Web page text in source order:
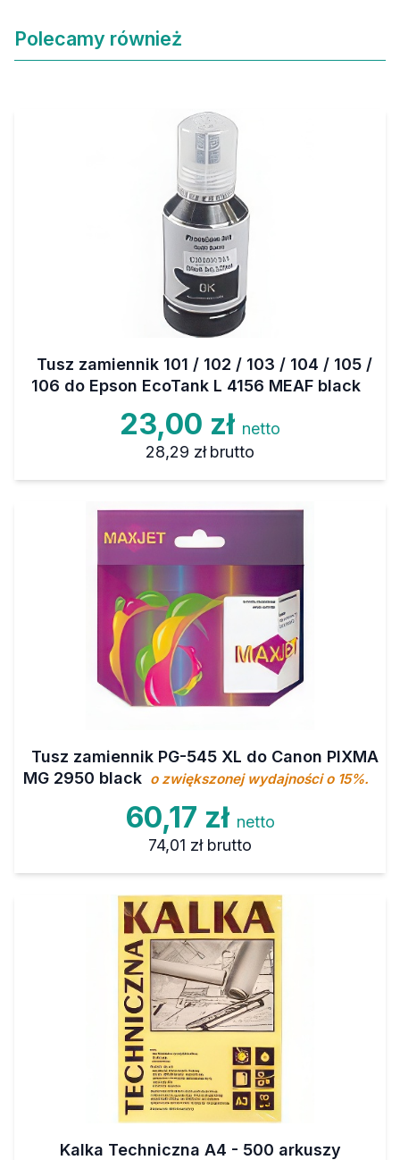
Polecamy również
Tusz zamiennik 101 / 102 / 103 / 104 / 105 /
106 do Epson EcoTank L 4156 MEAF black
23,00 zł netto
28,29 zł brutto
Tusz zamiennik PG-545 XL do Canon PIXMA
MG 2950 black o zwiększonej wydajności o 15%.
60,17 zł netto
74,01 zł brutto
Kalka Techniczna A4 - 500 arkuszy